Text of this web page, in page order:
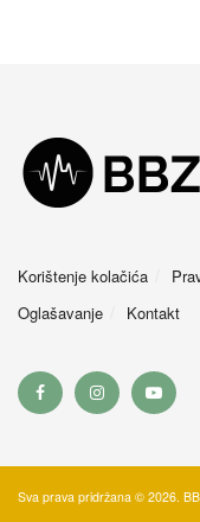
Korištenje kolačića
Oglašavanje
Kontakt
Sva prava pridržana © 2026.